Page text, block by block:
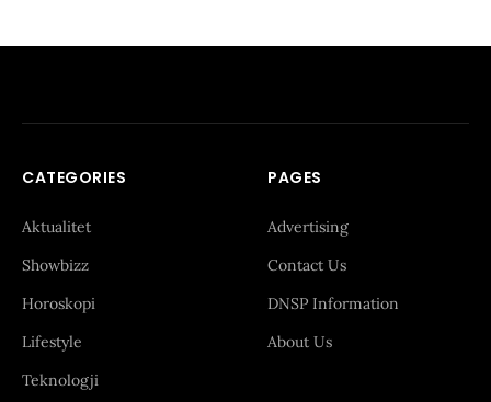
CATEGORIES
Aktualitet
Showbizz
Horoskopi
Lifestyle
Teknologji
PAGES
Advertising
Contact Us
DNSP Information
About Us